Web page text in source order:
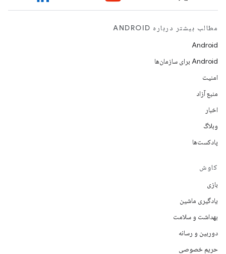
مطالب بیشتر درباره ANDROID
Android
Android برای سازمان‌ها
امنیت
منبع آزاد
اخبار
وبلاگ
پادکست‌ها
کاوش
بازی
یادگیری ماشین
بهداشت و سلامت
دوربین و رسانه
حریم خصوصی